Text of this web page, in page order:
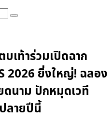
Search
เท้าร่วมเปิดฉาก
2026 ยิ่งใหญ่! ฉลอง
นาม ปักหมุดเวที
ลายปีนี้